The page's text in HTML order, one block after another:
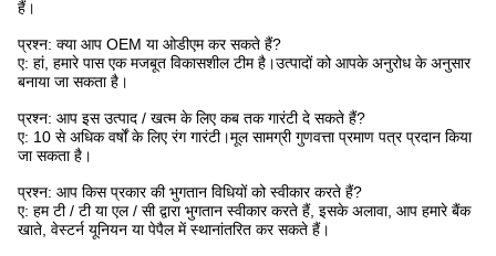
हैं।
प्रश्न: क्या आप OEM या ओडीएम कर सकते हैं?
ए: हां, हमारे पास एक मजबूत विकासशील टीम है।उत्पादों को आपके अनुरोध के अनुसार
बनाया जा सकता है।
प्रश्न: आप इस उत्पाद / खत्म के लिए कब तक गारंटी दे सकते हैं?
ए: 10 से अधिक वर्षों के लिए रंग गारंटी।मूल सामग्री गुणवत्ता प्रमाण पत्र प्रदान किया
जा सकता है।
प्रश्न: आप किस प्रकार की भुगतान विधियों को स्वीकार करते हैं?
ए: हम टी / टी या एल / सी द्वारा भुगतान स्वीकार करते हैं, इसके अलावा, आप हमारे बैंक
खाते, वेस्टर्न यूनियन या पेपैल में स्थानांतरित कर सकते हैं।